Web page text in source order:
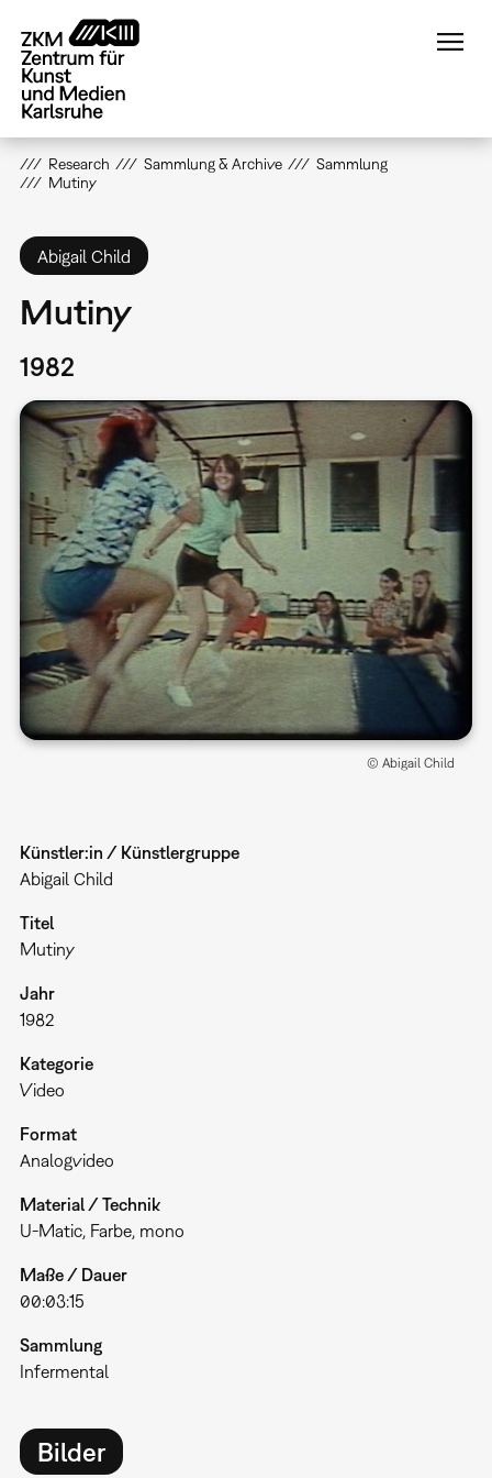
zum
Inhalt
Research Sammlung & Archive
Sammlung
Mutiny
Abigail Child
Mutiny
1982
© Abigail Child
Künstler:in / Künstlergruppe
Abigail Child
Titel
Mutiny
Jahr
1982
Kategorie
Video
Format
Analogvideo
Material / Technik
U-Matic, Farbe, mono
Maße / Dauer
00:03:15
Sammlung
Infermental
Bilder